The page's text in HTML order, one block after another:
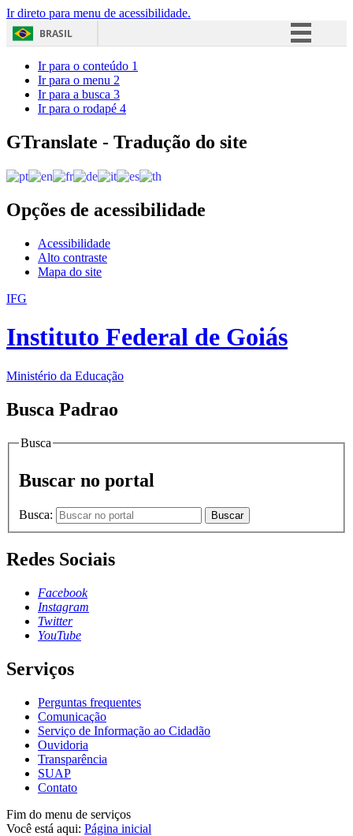
Ir direto para menu de acessibilidade.
BRASIL
Acesso à informação
Ir para o conteúdo 1
Ir para o menu 2
Ir para a busca 3
Ir para o rodapé 4
GTranslate - Tradução do site
Opções de acessibilidade
Acessibilidade
Alto contraste
Mapa do site
IFG
Instituto Federal de Goiás
Ministério da Educação
Busca Padrao
Busca
Buscar no portal
Busca: Buscar
Redes Sociais
Facebook
Instagram
Twitter
YouTube
Serviços
Perguntas frequentes
Comunicação
Serviço de Informação ao Cidadão
Ouvidoria
Transparência
SUAP
Contato
Fim do menu de serviços
Você está aqui: Página inicial